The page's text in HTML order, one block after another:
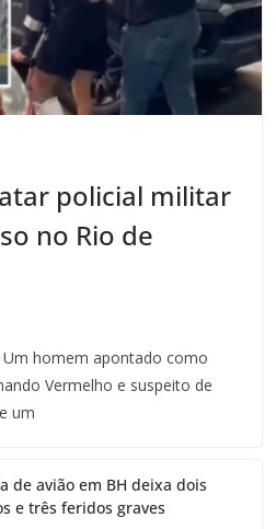
policial militar
no Rio de
Um homem apontado como
Vermelho e suspeito de
um
de avião em BH deixa dois
e três feridos graves